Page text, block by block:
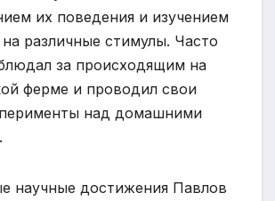
их поведения и изучением
различные стимулы. Часто
за происходящим на
ферме и проводил свои
над домашними
научные достижения Павлов